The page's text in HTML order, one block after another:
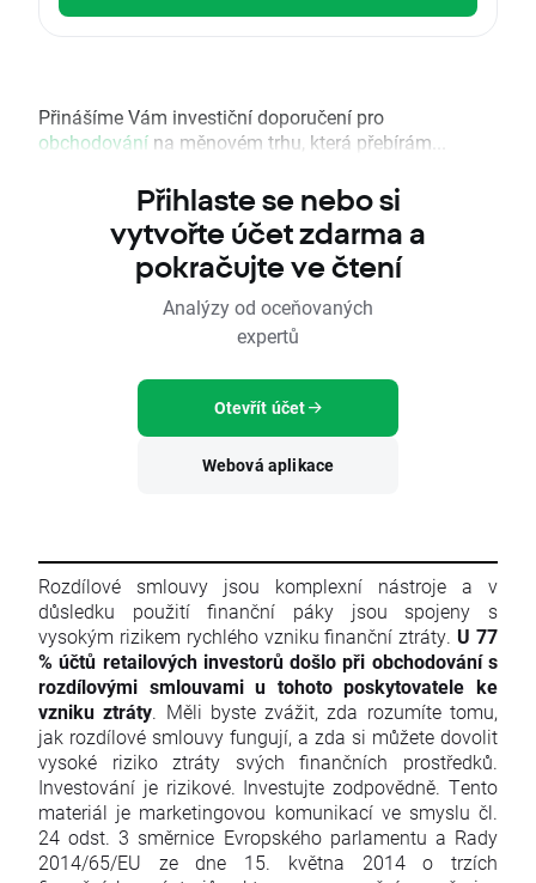
Přinášíme Vám investiční doporučení pro
obchodování na měnovém trhu, která přebírám...
Přihlaste se nebo si
vytvořte účet zdarma a
pokračujte ve čtení
Analýzy od oceňovaných
expertů
Otevřít účet
Webová aplikace
Rozdílové smlouvy jsou komplexní nástroje a v
důsledku použití finanční páky jsou spojeny s
vysokým rizikem rychlého vzniku finanční ztráty. U 77
% účtů retailových investorů došlo při obchodování s
rozdílovými smlouvami u tohoto poskytovatele ke
vzniku ztráty. Měli byste zvážit, zda rozumíte tomu,
jak rozdílové smlouvy fungují, a zda si můžete dovolit
vysoké riziko ztráty svých finančních prostředků.
Investování je rizikové. Investujte zodpovědně. Tento
materiál je marketingovou komunikací ve smyslu čl.
24 odst. 3 směrnice Evropského parlamentu a Rady
2014/65/EU ze dne 15. května 2014 o trzích